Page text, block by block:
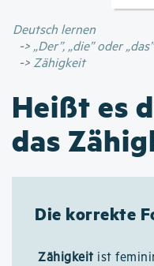
Deutsch lernen
„Der”, „die” oder
Zähigkeit
Heißt es
das
Die korrekte
Zähigkeit ist